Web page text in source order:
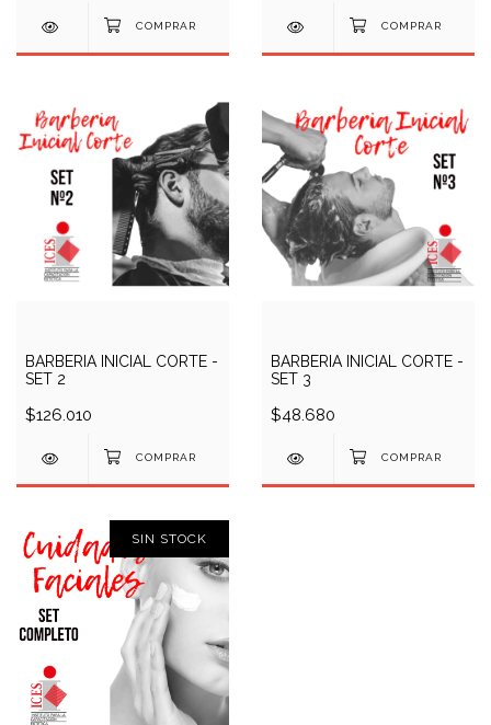
BARBERIA INICIAL CORTE -
SET 2
$126.010
BARBERIA INICIAL CORTE -
SET 3
$48.680
SIN STOCK